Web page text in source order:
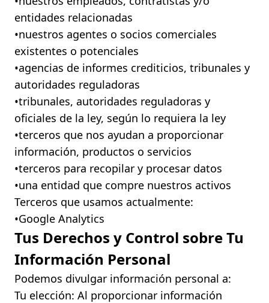
entidades relacionadas
•ㅤnuestros agentes o socios comerciales
existentes o potenciales
•ㅤagencias de informes crediticios, tribunales y
autoridades reguladoras
•ㅤtribunales, autoridades reguladoras y
oficiales de la ley, según lo requiera la ley
•ㅤterceros que nos ayudan a proporcionar
información, productos o servicios
•ㅤterceros para recopilar y procesar datos
•ㅤuna entidad que compre nuestros activos
Terceros que usamos actualmente:
•ㅤGoogle Analytics
Tus Derechos y Control sobre Tu
Información Personal
Podemos divulgar información personal a:
Tu elección: Al proporcionar información